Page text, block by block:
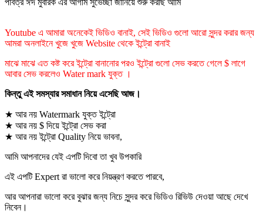
Youtube এ আমারা অনেকেই ভিডিও বানাই, সেই ভিডিও গুলো আরো সুন্দর করার জন্য
আমরা অনলাইনে খুজে খুজে Website থেকে ইন্ট্রো বানাই
মাঝে মাঝে এত কষ্ট করে ইন্ট্রো বানানোর পরও ইন্ট্রো গুলো সেভ করতে গেলে $ লাগে
আবার সেভ করলেও Water mark যুক্ত ।
কিন্তু এই সমস্যার সমাধান নিয়ে এসেছি আজ।
★ আর নয় Watermark যুক্ত ইন্ট্রো
★ আর নয় $ দিয়ে ইন্ট্রো সেভ করা
★ আর নয় ইন্ট্রো Quality নিয়ে ভাবনা,
আমি আপনাদের যেই এপটি দিবো তা খুব উপকারি
এই এপটি Expert রা ভালো করে নিয়ন্ত্রণ করতে পারবে,
আর আপনারা ভালো করে বুঝার জন্য নিচে সুন্দর করে ভিডিও রিভিউ দেওয়া আছে দেখে
নিবেন।